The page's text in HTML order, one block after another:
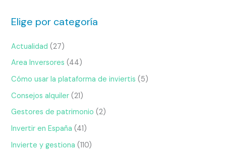
Elige por categoría
Actualidad (27)
Area Inversores (44)
Cómo usar la plataforma de inviertis (5)
Consejos alquiler (21)
Gestores de patrimonio (2)
Invertir en España (41)
Invierte y gestiona (110)